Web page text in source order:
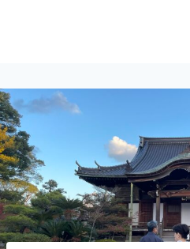
キ
ッ
プ